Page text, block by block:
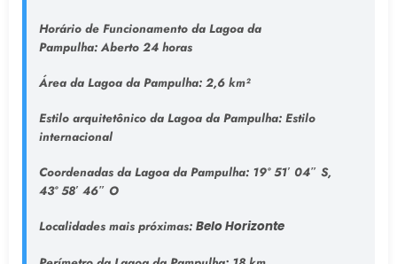
Horário de Funcionamento da Lagoa da
Pampulha:Aberto 24 horas
Área da Lagoa da Pampulha:2,6 km²
Estilo arquitetônico da Lagoa da Pampulha:Estilo
internacional
Coordenadas da Lagoa da Pampulha:19° 51′ 04″ S,
43° 58′ 46″ O
Localidades mais próximas: Belo Horizonte